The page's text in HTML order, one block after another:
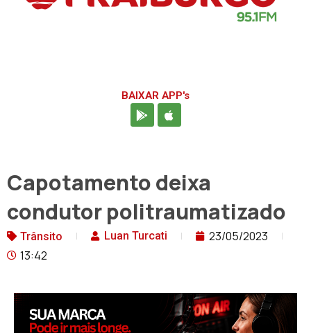
BAIXAR APP's
Capotamento deixa
condutor politraumatizado
Trânsito Luan Turcati
23/05/2023
13:42